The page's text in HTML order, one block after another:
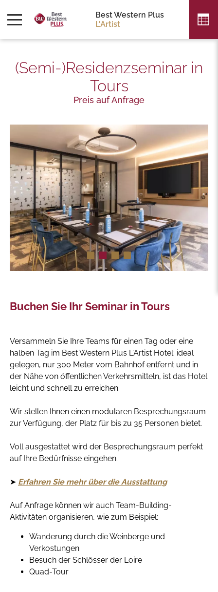
Best Western Plus
L'Artist
(Semi-)Residenzseminar in
Tours
Preis auf Anfrage
Buchen Sie Ihr Seminar in Tours
Versammeln Sie Ihre Teams für einen Tag oder eine
halben Tag im Best Western Plus L'Artist Hotel: ideal
gelegen, nur 300 Meter vom Bahnhof entfernt und in
der Nähe von öffentlichen Verkehrsmitteln, ist das Hotel
leicht und schnell zu erreichen.
Wir stellen Ihnen einen modularen Besprechungsraum
zur Verfügung, der Platz für bis zu 35 Personen bietet.
Voll ausgestattet wird der Besprechungsraum perfekt
auf Ihre Bedürfnisse eingehen.
➤ Erfahren Sie mehr über die Ausstattung
Auf Anfrage können wir auch Team-Building-
Aktivitäten organisieren, wie zum Beispiel:
Wanderung durch die Weinberge und
Verkostungen
Besuch der Schlösser der Loire
Quad-Tour